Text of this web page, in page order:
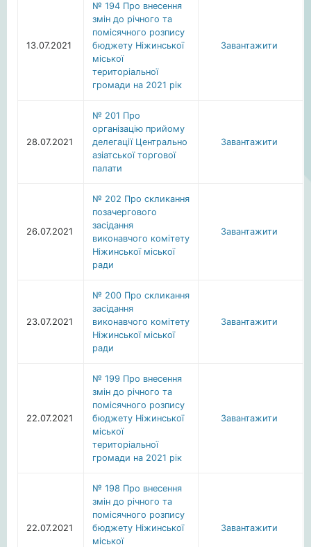
13.07.2021
№ 194 Про внесення
змін до річного та
помісячного розпису
бюджету Ніжинської
міської
територіальної
громади на 2021 рік
Завантажити
28.07.2021
№ 201 Про
організацію прийому
делегації Центрально
азіатської торгової
палати
Завантажити
26.07.2021
№ 202 Про скликання
позачергового
засідання
виконавчого комітету
Ніжинської міської
ради
Завантажити
23.07.2021
№ 200 Про скликання
засідання
виконавчого комітету
Ніжинської міської
ради
Завантажити
22.07.2021
№ 199 Про внесення
змін до річного та
помісячного розпису
бюджету Ніжинської
міської
територіальної
громади на 2021 рік
Завантажити
22.07.2021
№ 198 Про внесення
змін до річного та
помісячного розпису
бюджету Ніжинської
міської
Завантажити